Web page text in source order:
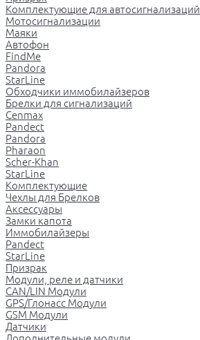
Комплектующие для автосигнализаций
Мотосигнализации
Маяки
Автофон
FindMe
Pandora
StarLine
Обходчики иммобилайзеров
Брелки для сигнализаций
Cenmax
Pandect
Pandora
Pharaon
Scher-Khan
StarLine
Комплектующие
Чехлы для Брелков
Аксессуары
Замки капота
Иммобилайзеры
Pandect
StarLine
Призрак
Модули, реле и датчики
CAN/LIN Модули
GPS/Глонасс Модули
GSM Модули
Датчики